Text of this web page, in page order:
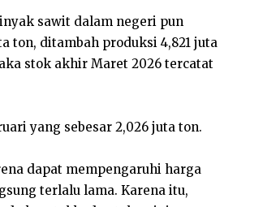
sawit dalam negeri pun
ton, ditambah produksi 4,821 juta
stok akhir Maret 2026 tercatat
yang sebesar 2,026 juta ton.
dapat mempengaruhi harga
terlalu lama. Karena itu,